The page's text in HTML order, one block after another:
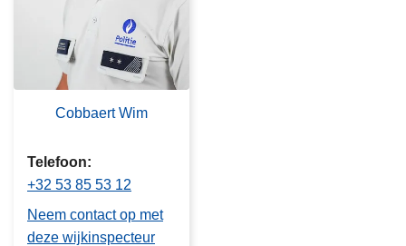
Cobbaert Wim
Telefoon
+32 53 85 53 12
Neem contact op met
deze wijkinspecteur